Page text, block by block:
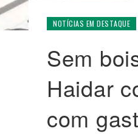
NOTÍCIAS EM DESTAQUE
Sem
Haidar
com